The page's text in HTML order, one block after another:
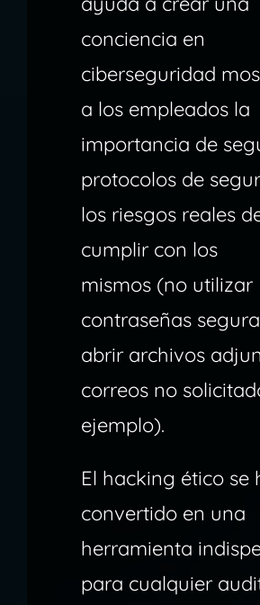
conciencia en
ciberseguridad
a los empleados la
importancia de
protocolos de
los riesgos reales
cumplir con los
mismos (no utilizar
contraseñas
abrir archivos
correos no
ejemplo).
El hacking ético se
convertido en una
herramienta
para cualquier